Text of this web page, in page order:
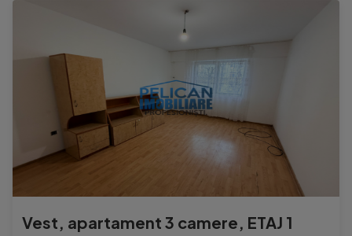
Vest, apartament 3 camere, ETAJ 1